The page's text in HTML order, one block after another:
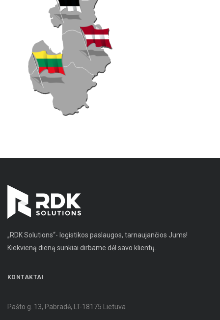
„RDK Solutions“- logistikos paslaugos, tarnaujančios Jums!
Kiekvieną dieną sunkiai dirbame dėl savo klientų.
KONTAKTAI
Pašto g. 13, Pabradė, LT-18175 Lietuva